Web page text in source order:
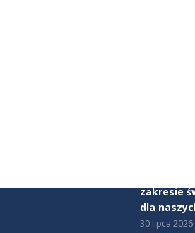
zakresie
dla
30 lipca 2026